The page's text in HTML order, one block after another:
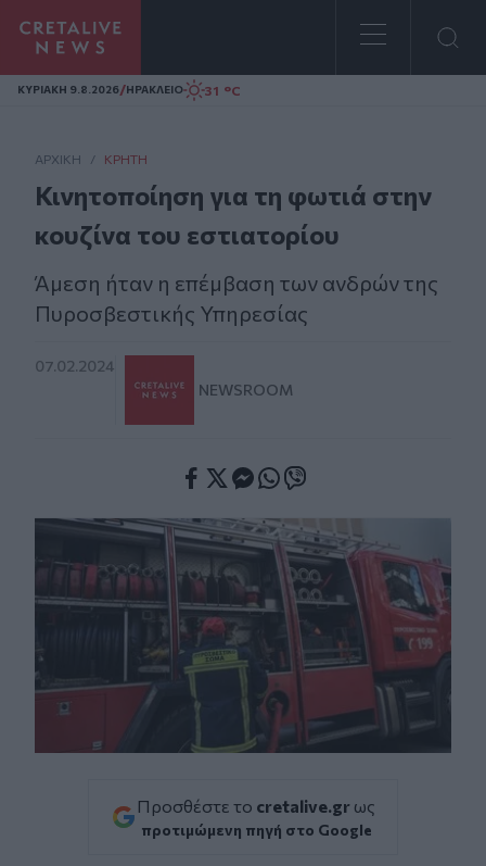
Homepage
ΚΥΡΙΑΚΗ 9.8.2026/ΗΡΑΚΛΕΙΟ 31 °C
ΑΡΧΙΚΗ / ΚΡΉΤΗ
Κινητοποίηση για τη φωτιά στην
κουζίνα του εστιατορίου
Άμεση ήταν η επέμβαση των ανδρών της
Πυροσβεστικής Υπηρεσίας
07.02.2024
NEWSROOM
Προσθέστε το cretalive.gr ως
προτιμώμενη πηγή στο Google